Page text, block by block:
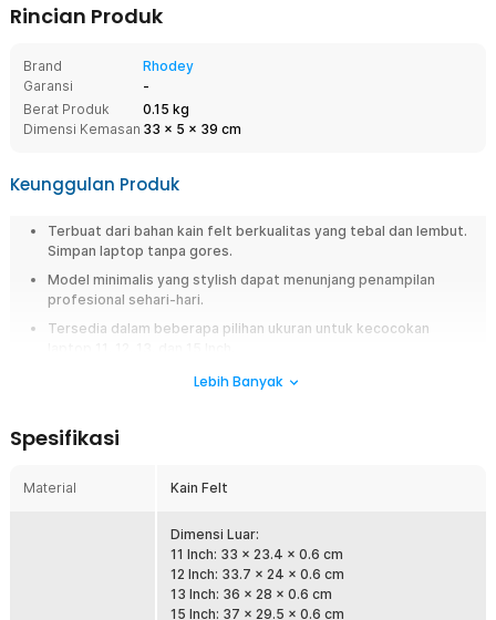
Rincian Produk
Brand
Rhodey
Garansi
-
Berat Produk
0.15 kg
Dimensi Kemasan 33 x 5 x 39 cm
Keunggulan Produk
Terbuat dari bahan kain felt berkualitas yang tebal dan lembut.
Simpan laptop tanpa gores.
Model minimalis yang stylish dapat menunjang penampilan
profesional sehari-hari.
Tersedia dalam beberapa pilihan ukuran untuk kecocokan
berbagai ukuran. Rhodey sleeve case menjaga perangkat Anda tetap
Terbuat dari kain felt dengan tekstur berbulu yang memberikan
kesan elegan dan berkelas. Bagian dalam case juga dilapisi felt
halus sehingga tidak membuat bodi laptop tergores saat disimpan
Lebih Banyak
Spesifikasi
Material Kain Felt
Dimensi Luar:
11 Inch: 33 x 23.4 x 0.6 cm
12 Inch: 33.7 x 24 x 0.6 cm
13 Inch: 36 x 28 x 0.6 cm
15 Inch: 37 x 29.5 x 0.6 cm